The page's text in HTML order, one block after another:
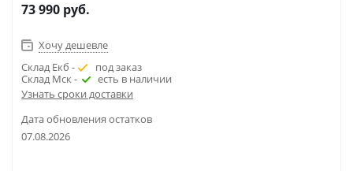
73 990 руб.
Хочу дешевле
Склад Екб -
под заказ
Склад Мск -
есть в наличии
Узнать сроки доставки
Дата обновления остатков
07.08.2026